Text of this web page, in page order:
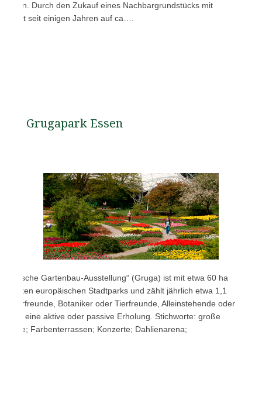
ein. Durch den Zukauf eines Nachbargrundstücks mit
seit einigen Jahren auf ca….
Grugapark Essen
Gartenbau-Ausstellung“ (Gruga) ist mit etwa 60 ha
europäischen Stadtparks und zählt jährlich etwa 1,1
Botaniker oder Tierfreunde, Alleinstehende oder
für eine aktive oder passive Erholung. Stichworte: große
Farbenterrassen; Konzerte; Dahlienarena;